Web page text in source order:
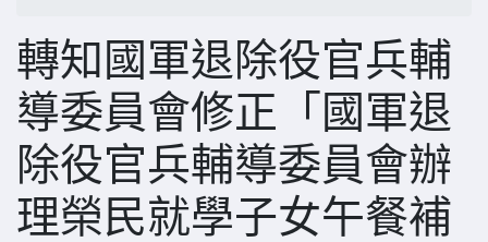
轉知國軍退除役官兵輔
導委員會修正「國軍退
除役官兵輔導委員會辦
理榮民就學子女午餐補